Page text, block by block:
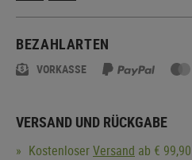
BEZAHLARTEN
VORKASSE
VERSAND UND RÜCKGABE
KostenloserVersand ab €